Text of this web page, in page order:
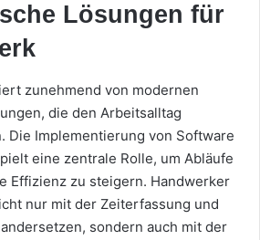
Lösungen für
zunehmend von modernen
die den Arbeitsalltag
Die Implementierung von Software
eine zentrale Rolle, um Abläufe
Effizienz zu steigern. Handwerker
nur mit der Zeiterfassung und
sondern auch mit der